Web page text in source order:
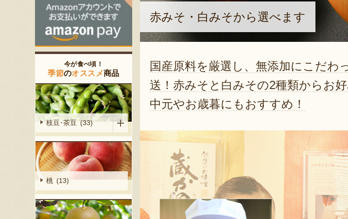
赤みそ・白みそから選べます
国産原料を厳選し、無添加にこだわ
送！赤みそと白みその2種類からお
中元やお歳暮にもおすすめ！
今が食べ頃！
季節のオススメ商品
枝豆･茶豆 (33)
桃 (13)